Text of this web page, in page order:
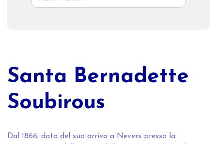
Santa Bernadette
Soubirous
Dal 1866, data del suo arrivo a Nevers presso la